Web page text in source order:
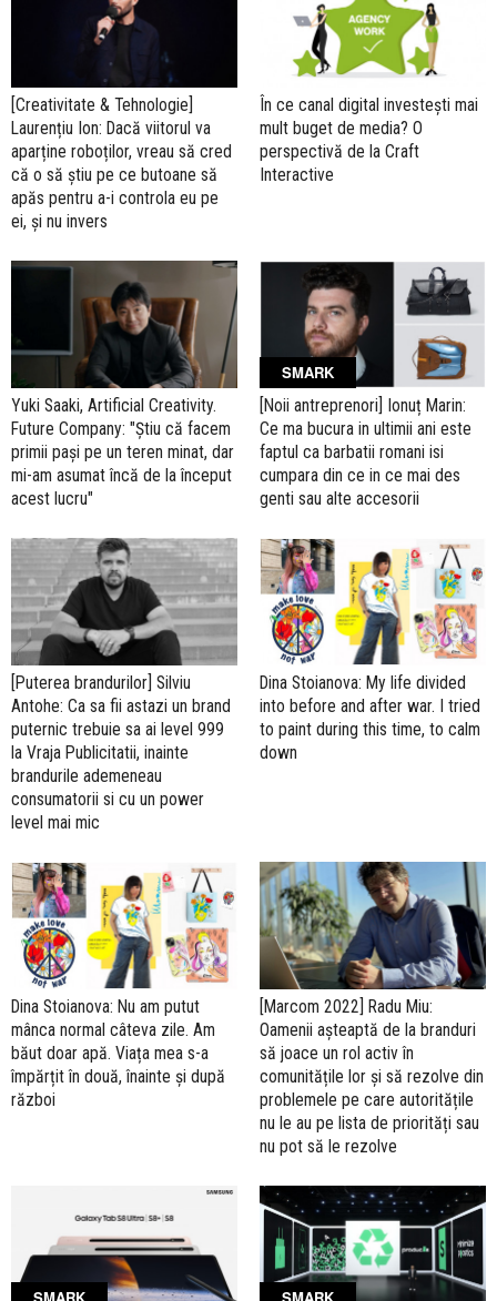
[Creativitate & Tehnologie]
Laurențiu Ion: Dacă viitorul va
aparține roboților, vreau să cred
că o să știu pe ce butoane să
apăs pentru a-i controla eu pe
ei, și nu invers
În ce canal digital investești mai
mult buget de media? O
perspectivă de la Craft
Interactive
Yuki Saaki, Artificial Creativity.
Future Company: "Știu că facem
primii pași pe un teren minat, dar
mi-am asumat încă de la început
acest lucru"
SMARK
[Noii antreprenori] Ionuț Marin:
Ce ma bucura in ultimii ani este
faptul ca barbatii romani isi
cumpara din ce in ce mai des
genti sau alte accesorii
[Puterea brandurilor] Silviu
Antohe: Ca sa fii astazi un brand
puternic trebuie sa ai level 999
la Vraja Publicitatii, inainte
brandurile ademeneau
consumatorii si cu un power
level mai mic
Dina Stoianova: My life divided
into before and after war. I tried
to paint during this time, to calm
down
Dina Stoianova: Nu am putut
mânca normal câteva zile. Am
băut doar apă. Viața mea s-a
împărțit în două, înainte și după
război
[Marcom 2022] Radu Miu:
Oamenii așteaptă de la branduri
să joace un rol activ în
comunitățile lor și să rezolve din
problemele pe care autoritățile
nu le au pe lista de priorități sau
nu pot să le rezolve